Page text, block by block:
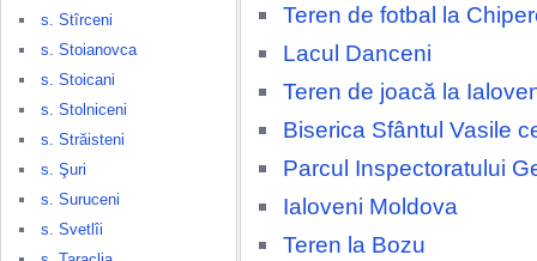
s. Stîrceni
s. Stoianovca
s. Stoicani
s. Stolniceni
s. Străisteni
s. Şuri
s. Suruceni
s. Svetlîi
Teren de fotbal la
Lacul Danceni
Teren de joacă la
Biserica Sfântul Vasile
Parcul Inspectoratului
Ialoveni Moldova
Teren la Bozu